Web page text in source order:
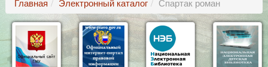
Главная Электронный каталог Спартак роман